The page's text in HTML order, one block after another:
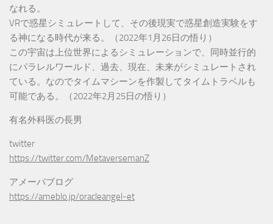
なれる。
VRで惑星シミュレートして、その後現実で惑星創造実験をす
る神になる時代が来る。（2022年1月26日の悟り）
この宇宙は上位世界によるシミュレーションで、同時並行的
にパラレルワールド、過去、現在、未来がシミュレートされ
ている。なのでタイムマシーンを作製してタイムトラベルも
可能である。（2022年2月25日の悟り）
有名外科医の長男
twitter
https://twitter.com/MetaversemanZ
アメーバブログ
https://ameblo.jp/oracleangel-et